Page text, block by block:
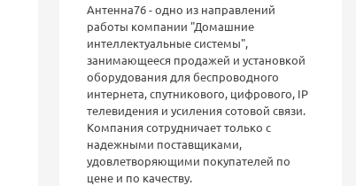
Антенна76 - одно из направлений
работы компании "Домашние
интеллектуальные системы",
занимающееся продажей и установкой
оборудования для беспроводного
интернета, спутникового, цифрового, IP
телевидения и усиления сотовой связи.
Компания сотрудничает только с
надежными поставщиками,
удовлетворяющими покупателей по
цене и по качеству.